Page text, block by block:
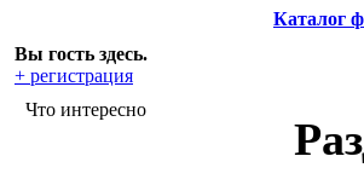
Вы гость здесь.
+ регистрация
Что интересно
Каталог